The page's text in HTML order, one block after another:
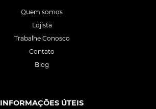
Quem somos
Lojista
Trabalhe Conosco
Contato
Blog
INFORMAÇÕES ÚTEIS